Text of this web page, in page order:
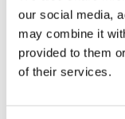
our social media,
may combine it
provided to them
of their services.
お届け開始日：
バイオハザード30